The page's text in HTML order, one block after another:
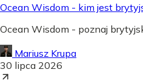
Ocean Wisdom - kim jest
Ocean Wisdom - poznaj
Mariusz Krupa
30 lipca 2026